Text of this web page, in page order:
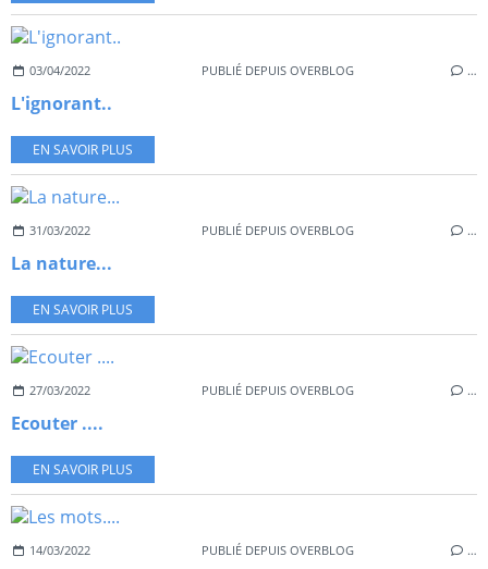
03/04/2022 PUBLIÉ DEPUIS OVERBLOG …
L'ignorant..
EN SAVOIR PLUS
31/03/2022 PUBLIÉ DEPUIS OVERBLOG …
La nature...
EN SAVOIR PLUS
27/03/2022 PUBLIÉ DEPUIS OVERBLOG …
Ecouter ....
EN SAVOIR PLUS
14/03/2022 PUBLIÉ DEPUIS OVERBLOG …